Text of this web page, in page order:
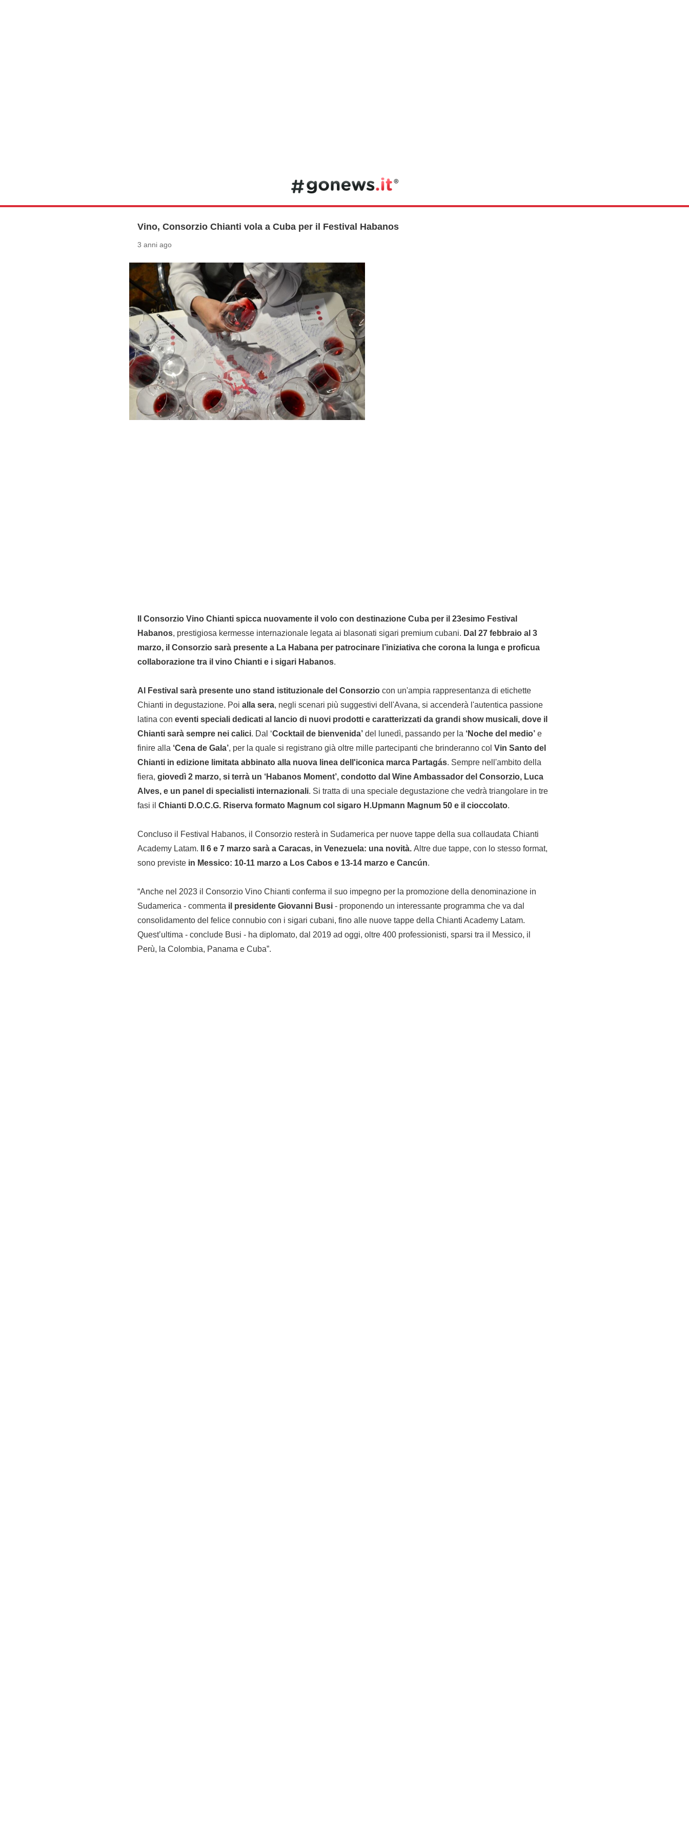
Vino, Consorzio Chianti vola a Cuba per il Festival Habanos
3 anni ago
Il Consorzio Vino Chianti spicca nuovamente il volo con destinazione Cuba per il 23esimo Festival
Habanos, prestigiosa kermesse internazionale legata ai blasonati sigari premium cubani. Dal 27 febbraio al 3
marzo, il Consorzio sarà presente a La Habana per patrocinare l’iniziativa che corona la lunga e proficua
collaborazione tra il vino Chianti e i sigari Habanos.
Al Festival sarà presente uno stand istituzionale del Consorzio con un'ampia rappresentanza di etichette
Chianti in degustazione. Poi alla sera, negli scenari più suggestivi dell'Avana, si accenderà l'autentica passione
latina con eventi speciali dedicati al lancio di nuovi prodotti e caratterizzati da grandi show musicali, dove il
Chianti sarà sempre nei calici. Dal ‘Cocktail de bienvenida’ del lunedì, passando per la ‘Noche del medio’ e
finire alla ‘Cena de Gala’, per la quale si registrano già oltre mille partecipanti che brinderanno col Vin Santo del
Chianti in edizione limitata abbinato alla nuova linea dell'iconica marca Partagás. Sempre nell'ambito della
fiera, giovedì 2 marzo, si terrà un ‘Habanos Moment’, condotto dal Wine Ambassador del Consorzio, Luca
Alves, e un panel di specialisti internazionali. Si tratta di una speciale degustazione che vedrà triangolare in tre
fasi il Chianti D.O.C.G. Riserva formato Magnum col sigaro H.Upmann Magnum 50 e il cioccolato.
Concluso il Festival Habanos, il Consorzio resterà in Sudamerica per nuove tappe della sua collaudata Chianti
Academy Latam.
Il 6 e 7 marzo sarà a Caracas, in Venezuela: una novità. Altre due tappe, con lo stesso format,
sono previste in Messico: 10-11 marzo a Los Cabos e 13-14 marzo e Cancún.
“Anche nel 2023 il Consorzio Vino Chianti conferma il suo impegno per la promozione della denominazione in
Sudamerica - commenta il presidente Giovanni Busi - proponendo un interessante programma che va dal
consolidamento del felice connubio con i sigari cubani, fino alle nuove tappe della Chianti Academy Latam.
Quest’ultima - conclude Busi - ha diplomato, dal 2019 ad oggi, oltre 400 professionisti, sparsi tra il Messico, il
Perù, la Colombia, Panama e Cuba”.